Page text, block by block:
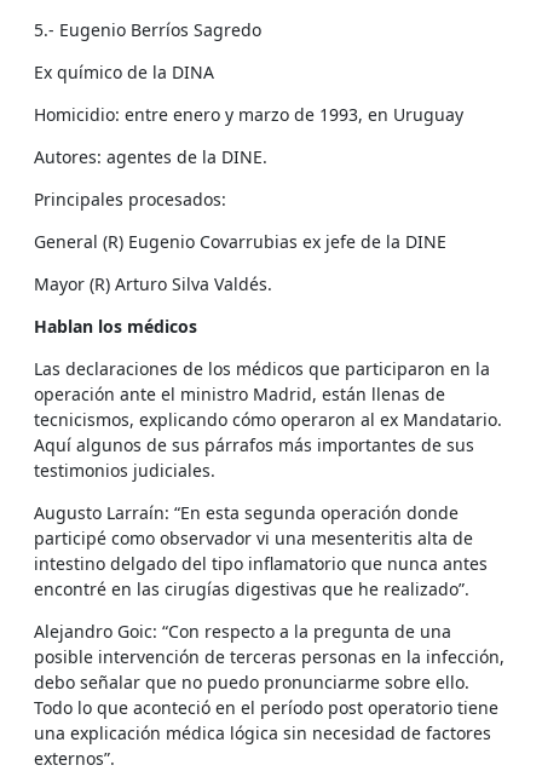
5.- Eugenio Berríos Sagredo
Ex químico de la DINA
Homicidio: entre enero y marzo de 1993, en Uruguay
Autores: agentes de la DINE.
Principales procesados:
General (R) Eugenio Covarrubias ex jefe de la DINE
Mayor (R) Arturo Silva Valdés.
Hablan los médicos
Las declaraciones de los médicos que participaron en la
operación ante el ministro Madrid, están llenas de
tecnicismos, explicando cómo operaron al ex Mandatario.
Aquí algunos de sus párrafos más importantes de sus
testimonios judiciales.
Augusto Larraín: “En esta segunda operación donde
participé como observador vi una mesenteritis alta de
intestino delgado del tipo inflamatorio que nunca antes
encontré en las cirugías digestivas que he realizado”.
Alejandro Goic: “Con respecto a la pregunta de una
posible intervención de terceras personas en la infección,
debo señalar que no puedo pronunciarme sobre ello.
Todo lo que aconteció en el período post operatorio tiene
una explicación médica lógica sin necesidad de factores
externos”.